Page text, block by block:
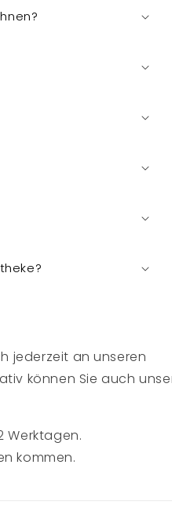
jederzeit an unseren
können Sie auch
Werktagen.
kommen.